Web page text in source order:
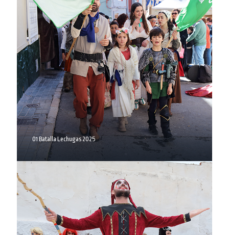
01 Batalla Lechugas 2025